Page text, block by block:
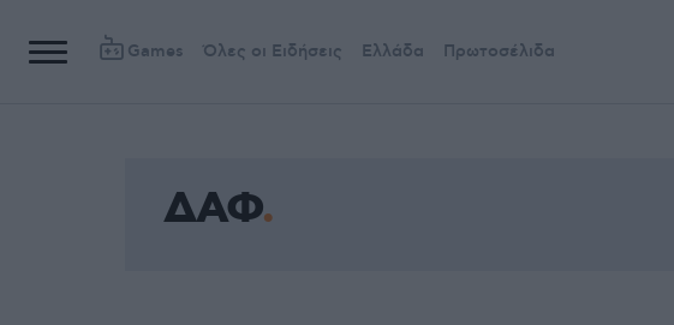
Games Όλες οι Ειδήσεις Ελλάδα Πρωτοσέλιδα
ΔΑΦ